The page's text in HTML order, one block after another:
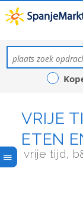
VRIJE
ETEN
vrije tijd,